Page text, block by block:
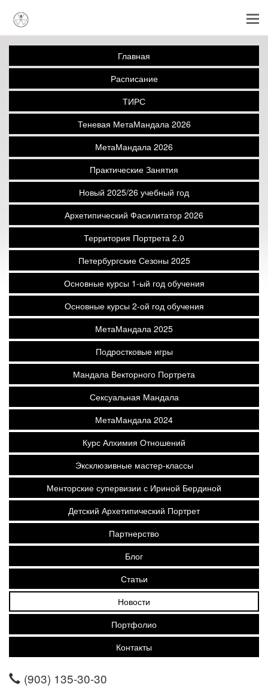
Главная
Расписание
ТИРС
Теневая МетаМандала 2026
МетаМандала 2026
Практические Занятия
Новый 2025/26 учебный год
Архетипический Фасилитатор 2026
Территория Портрета 2.0
Петербургские Сезоны 2025
Основные курсы 1-ый год обучения
Основные курсы 2-ой год обучения
МетаМандала 2025
Подростковые игры
Мандала Векторного Портрета
Сексуальная Мандала
МетаМандала 2024
Курс Алхимия Отношений
Эксклюзивные мастер-классы
Менторские супервизии с Ириной Бердиной
Детский Архетипический Портрет
Партнерство
Блог
Статьи
Новости
Портфолио
Контакты
(903) 135-30-30